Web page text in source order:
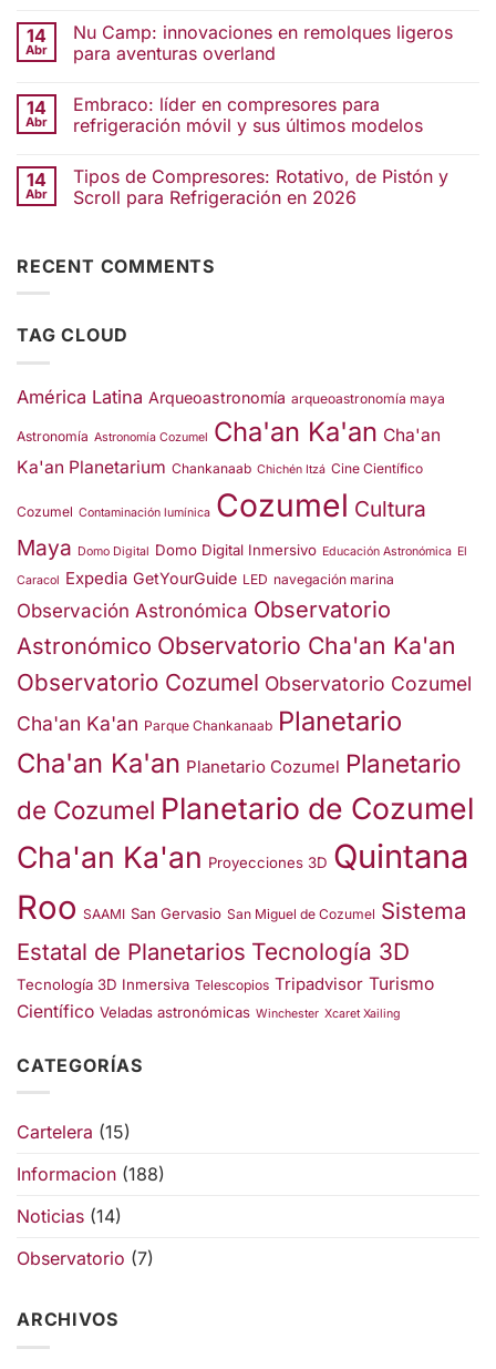
14
Abr
Nu Camp: innovaciones en remolques ligeros
para aventuras overland
14
Abr
Embraco: líder en compresores para
refrigeración móvil y sus últimos modelos
14
Abr
Tipos de Compresores: Rotativo, de Pistón y
Scroll para Refrigeración en 2026
RECENT COMMENTS
TAG CLOUD
América Latina Arqueoastronomía arqueoastronomía maya
Astronomía Astronomía Cozumel Cha'an Ka'an Cha'an
Ka'an Planetarium Chankanaab Chichén Itzá Cine Científico
Cozumel Contaminación lumínica Cozumel Cultura
Maya Domo Digital Domo Digital Inmersivo Educación Astronómica El
Caracol Expedia GetYourGuide LED navegación marina
Observación Astronómica Observatorio
Astronómico Observatorio Cha'an Ka'an
Observatorio Cozumel Observatorio Cozumel
Cha'an Ka'an Parque Chankanaab Planetario
Cha'an Ka'an Planetario Cozumel Planetario
de Cozumel Planetario de Cozumel
Cha'an Ka'an Proyecciones 3D Quintana
Roo SAAMI San Gervasio San Miguel de Cozumel Sistema
Estatal de Planetarios Tecnología 3D
Tecnología 3D Inmersiva Telescopios Tripadvisor Turismo
Científico Veladas astronómicas Winchester Xcaret Xailing
CATEGORÍAS
Cartelera (15)
Informacion (188)
Noticias (14)
Observatorio (7)
ARCHIVOS